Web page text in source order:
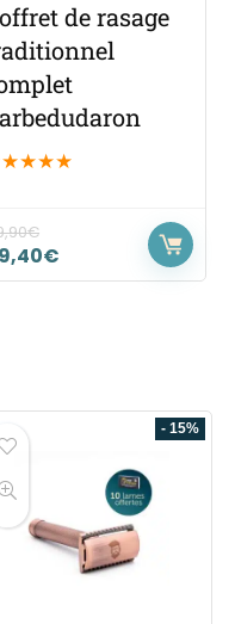
de rasage
★★★★
€
€
- 15%